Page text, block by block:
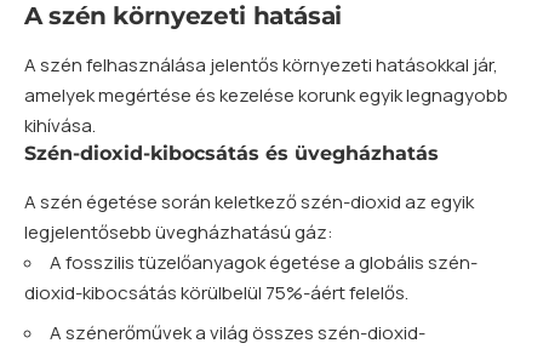
A szén környezeti hatásai
A szén felhasználása jelentős környezeti hatásokkal jár,
amelyek megértése és kezelése korunk egyik legnagyobb
kihívása.
Szén-dioxid-kibocsátás és üvegházhatás
A szén égetése során keletkező szén-dioxid az egyik
legjelentősebb üvegházhatású gáz:
A fosszilis tüzelőanyagok égetése a globális szén-
dioxid-kibocsátás körülbelül 75%-áért felelős.
A szénerőművek a világ összes szén-dioxid-